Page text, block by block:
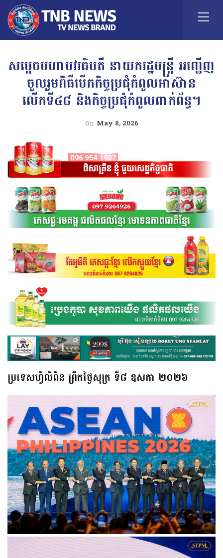
សម្តេចមហាបវរធិបតី នាយករដ្ឋមន្ត្រី អញ្ជើញ
ចូលរួមពិធីបើកកិច្ចប្រជុំកំពូលអាស៊ាន
លើកទី៤៨ និងកិច្ចប្រជុំកំពូលពាក់ព័ន្ធ។
On May 8, 2026
ប្រទេសហ្វីលីពីន ព្រឹកថ្ងៃសុក្រ ទី៨ ឧសភា ២០២៦